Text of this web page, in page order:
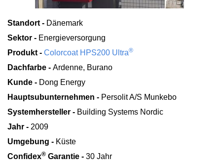
Standort - Dänemark
Sektor - Energieversorgung
Produkt - Colorcoat HPS200 Ultra®
Dachfarbe - Ardenne, Burano
Kunde - Dong Energy
Hauptsubunternehmen - Persolit A/S Munkebo
Systemhersteller - Building Systems Nordic
Jahr - 2009
Umgebung - Küste
Confidex® Garantie - 30 Jahr